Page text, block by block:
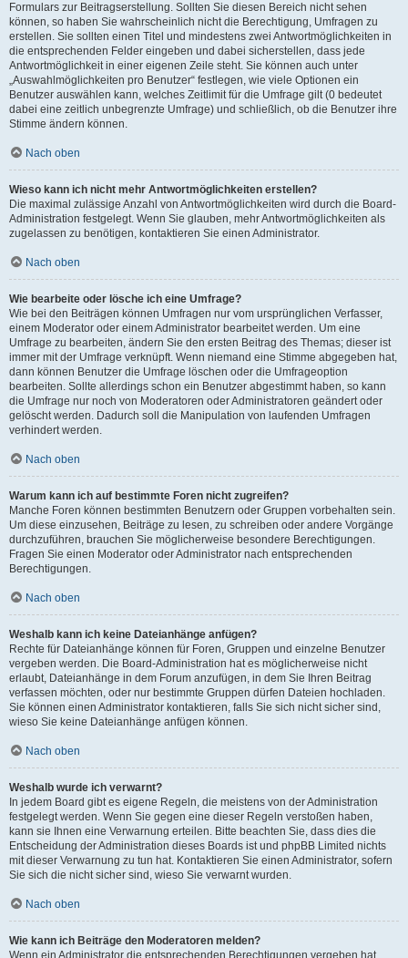
Formulars zur Beitragserstellung. Sollten Sie diesen Bereich nicht sehen
können, so haben Sie wahrscheinlich nicht die Berechtigung, Umfragen zu
erstellen. Sie sollten einen Titel und mindestens zwei Antwortmöglichkeiten in
die entsprechenden Felder eingeben und dabei sicherstellen, dass jede
Antwortmöglichkeit in einer eigenen Zeile steht. Sie können auch unter
„Auswahlmöglichkeiten pro Benutzer“ festlegen, wie viele Optionen ein
Benutzer auswählen kann, welches Zeitlimit für die Umfrage gilt (0 bedeutet
dabei eine zeitlich unbegrenzte Umfrage) und schließlich, ob die Benutzer ihre
Stimme ändern können.
Nach oben
Wieso kann ich nicht mehr Antwortmöglichkeiten erstellen?
Die maximal zulässige Anzahl von Antwortmöglichkeiten wird durch die Board-
Administration festgelegt. Wenn Sie glauben, mehr Antwortmöglichkeiten als
zugelassen zu benötigen, kontaktieren Sie einen Administrator.
Nach oben
Wie bearbeite oder lösche ich eine Umfrage?
Wie bei den Beiträgen können Umfragen nur vom ursprünglichen Verfasser,
einem Moderator oder einem Administrator bearbeitet werden. Um eine
Umfrage zu bearbeiten, ändern Sie den ersten Beitrag des Themas; dieser ist
immer mit der Umfrage verknüpft. Wenn niemand eine Stimme abgegeben hat,
dann können Benutzer die Umfrage löschen oder die Umfrageoption
bearbeiten. Sollte allerdings schon ein Benutzer abgestimmt haben, so kann
die Umfrage nur noch von Moderatoren oder Administratoren geändert oder
gelöscht werden. Dadurch soll die Manipulation von laufenden Umfragen
verhindert werden.
Nach oben
Warum kann ich auf bestimmte Foren nicht zugreifen?
Manche Foren können bestimmten Benutzern oder Gruppen vorbehalten sein.
Um diese einzusehen, Beiträge zu lesen, zu schreiben oder andere Vorgänge
durchzuführen, brauchen Sie möglicherweise besondere Berechtigungen.
Fragen Sie einen Moderator oder Administrator nach entsprechenden
Berechtigungen.
Nach oben
Weshalb kann ich keine Dateianhänge anfügen?
Rechte für Dateianhänge können für Foren, Gruppen und einzelne Benutzer
vergeben werden. Die Board-Administration hat es möglicherweise nicht
erlaubt, Dateianhänge in dem Forum anzufügen, in dem Sie Ihren Beitrag
verfassen möchten, oder nur bestimmte Gruppen dürfen Dateien hochladen.
Sie können einen Administrator kontaktieren, falls Sie sich nicht sicher sind,
wieso Sie keine Dateianhänge anfügen können.
Nach oben
Weshalb wurde ich verwarnt?
In jedem Board gibt es eigene Regeln, die meistens von der Administration
festgelegt werden. Wenn Sie gegen eine dieser Regeln verstoßen haben,
kann sie Ihnen eine Verwarnung erteilen. Bitte beachten Sie, dass dies die
Entscheidung der Administration dieses Boards ist und phpBB Limited nichts
mit dieser Verwarnung zu tun hat. Kontaktieren Sie einen Administrator, sofern
Sie sich die nicht sicher sind, wieso Sie verwarnt wurden.
Nach oben
Wie kann ich Beiträge den Moderatoren melden?
Wenn ein Administrator die entsprechenden Berechtigungen vergeben hat,